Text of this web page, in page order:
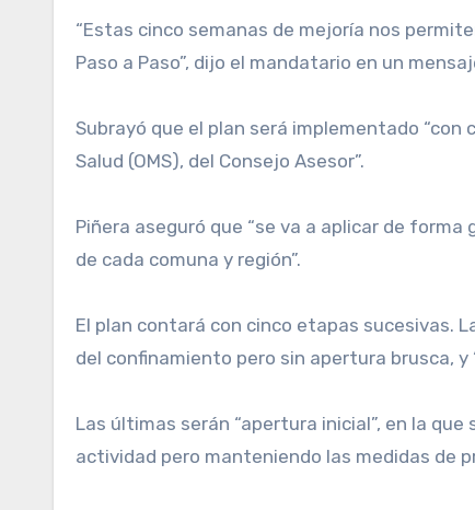
“Estas cinco semanas de mejoría nos
Paso a Paso”, dijo el mandatario en un
Subrayó que el plan será implementado
Salud (OMS), del Consejo Asesor”.
Piñera aseguró que “se va a aplicar de
de cada comuna y región”.
El plan contará con cinco etapas sucesivas.
del confinamiento pero sin apertura brusca,
Las últimas serán “apertura inicial”, en la
actividad pero manteniendo las medidas de